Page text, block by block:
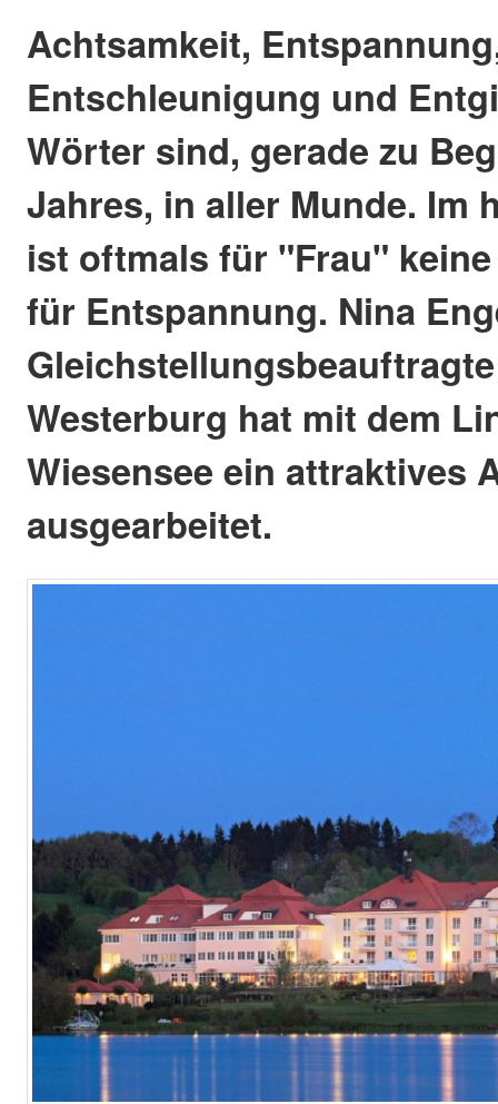
Achtsamkeit,
Entschleunigung und
Wörter sind, gerade zu
Jahres, in aller Munde. Im
ist oftmals für "Frau"
für Entspannung. Nina
Westerburg hat mit dem
Wiesensee ein attraktives
ausgearbeitet.